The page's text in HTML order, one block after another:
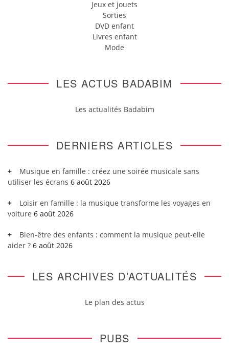
Jeux et jouets
Sorties
DVD enfant
Livres enfant
Mode
LES ACTUS BADABIM
Les actualités Badabim
DERNIERS ARTICLES
Musique en famille : créez une soirée musicale sans
utiliser les écrans 6 août 2026
Loisir en famille : la musique transforme les voyages en
voiture 6 août 2026
Bien-être des enfants : comment la musique peut-elle
aider ? 6 août 2026
LES ARCHIVES D’ACTUALITÉS
Le plan des actus
PUBS